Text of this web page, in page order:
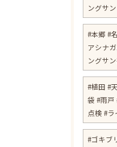
ングサン
#本郷 #
アシナ
ングサ
#植田 #
袋 #雨戸
点検 #
#ゴキブ